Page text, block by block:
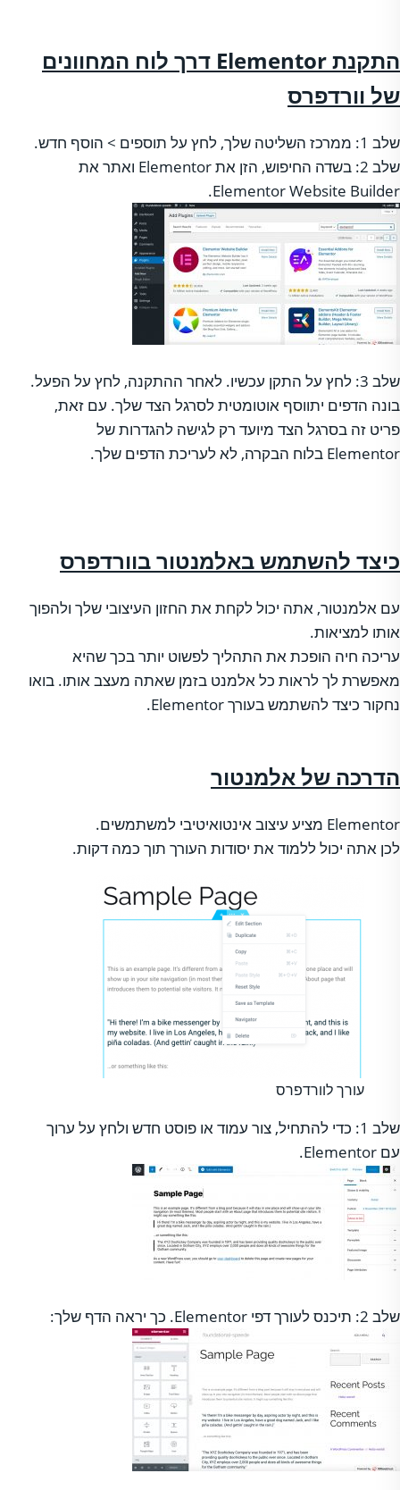
התקנתElementor דרך לוח המחוונים
של וורדפרס
שלב 1: ממרכז השליטה שלך, לחץ על תוספים > הוסף חדש.
שלב 2: בשדה החיפוש, הזן את Elementor ואתר את
Elementor Website Builder.
שלב 3: לחץ על התקן עכשיו. לאחר ההתקנה, לחץ על הפעל.
בונה הדפים יתווסף אוטומטית לסרגל הצד שלך. עם זאת,
פריט זה בסרגל הצד מיועד רק לגישה להגדרות של
Elementor בלוח הבקרה, לא לעריכת הדפים שלך.
כיצד להשתמש באלמנטור בוורדפרס
עם אלמנטור, אתה יכול לקחת את החזון העיצובי שלך ולהפוך
אותו למציאות.
עריכה חיה הופכת את התהליך לפשוט יותר בכך שהיא
מאפשרת לך לראות כל אלמנט בזמן שאתה מעצב אותו. בואו
נחקור כיצד להשתמש בעורך Elementor.
הדרכה של אלמנטור
Elementor מציע עיצוב אינטואיטיבי למשתמשים.
לכן אתה יכול ללמוד את יסודות העורך תוך כמה דקות.
עורך לוורדפרס
שלב 1: כדי להתחיל, צור עמוד או פוסט חדש ולחץ על ערוך
עם Elementor.
שלב 2: תיכנס לעורך דפי Elementor. כך יראה הדף שלך: